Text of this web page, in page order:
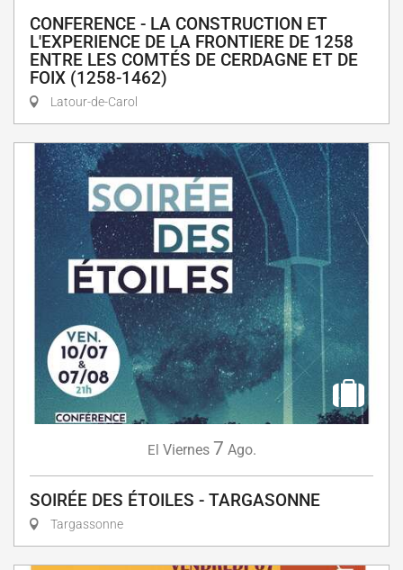
CONFERENCE - LA CONSTRUCTION ET
L'EXPERIENCE DE LA FRONTIERE DE 1258
ENTRE LES COMTÉS DE CERDAGNE ET DE
FOIX (1258-1462)
Latour-de-Carol
El Viernes 7 Ago.
SOIRÉE DES ÉTOILES - TARGASONNE
Targassonne